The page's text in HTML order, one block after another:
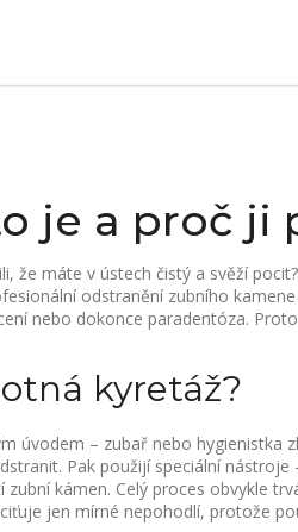
je a proč ji
že máte v ústech čistý a svěží
odstranění zubního
nebo dokonce paradentóza.
kyretáž?
úvodem – zubař nebo hygienistka
Pak použijí speciální nástroje
kámen. Celý proces obvykle
jen mírné nepohodlí, protože